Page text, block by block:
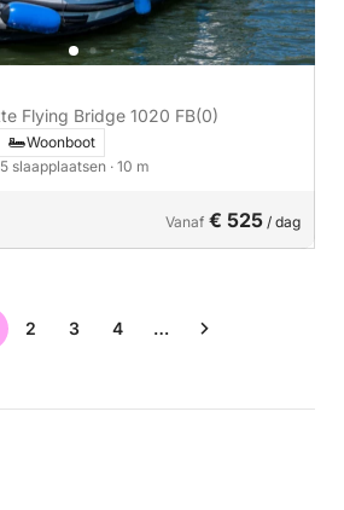
Flying Bridge 1020 FB(0)
Woonboot
5 slaapplaatsen · 10 m
Vanaf € 525 / dag
2 3 4 …